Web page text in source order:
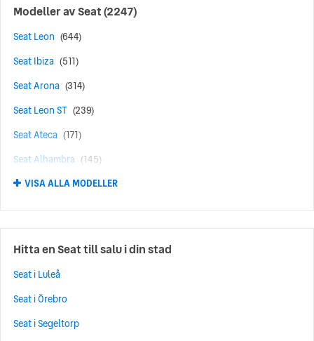
Modeller avSeat(2247)
Seat Leon (644)
Seat Ibiza (511)
Seat Arona (314)
Seat Leon ST (239)
Seat Ateca (171)
Seat Alhambra (145)
Seat Tarraco (83)
Seat LEON SPORTSTOURER (37)
Seat Altea XL (30)
Seat Altea (22)
Seat Toledo
Seat Mii (12)
Seat Cupra (8)
VISA ALLA MODELLER
Hitta en Seat till salu i din stad
Seat i Luleå
Seat i Örebro
Seat i Segeltorp